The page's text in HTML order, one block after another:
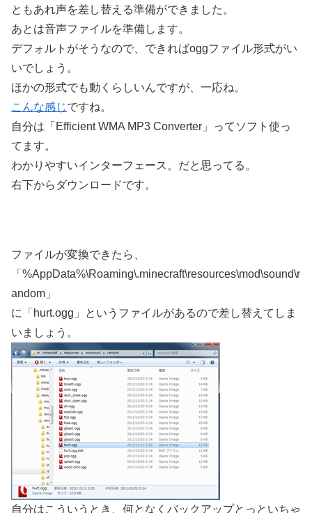
ともあれ声を差し替える準備ができました。
あとは音声ファイルを準備します。
デフォルトがそうなので、できればoggファイル形式がい
いでしょう。
ほかの形式でも動くらしいんですが、一応ね。
こんな感じですね。
自分は「Efficient WMA MP3 Converter」ってソフト使っ
てます。
わかりやすいインターフェース。だと思ってる。
右下からダウンロードです。
ファイルが変換できたら、
「%AppData%\Roaming\.minecraft\resources\mod\sound\r
andom」
に「hurt.ogg」というファイルがあるので差し替えてしま
いましょう。
自分はこういうとき、何となくバックアップとっといちゃ